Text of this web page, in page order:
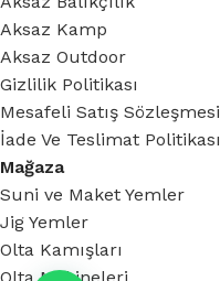
Aksaz Kamp
Aksaz Outdoor
Gizlilik Politikası
Mesafeli Satış Sözleşmesi
İade Ve Teslimat Politikası
Mağaza
Suni ve Maket Yemler
Jig Yemler
Olta Kamışları